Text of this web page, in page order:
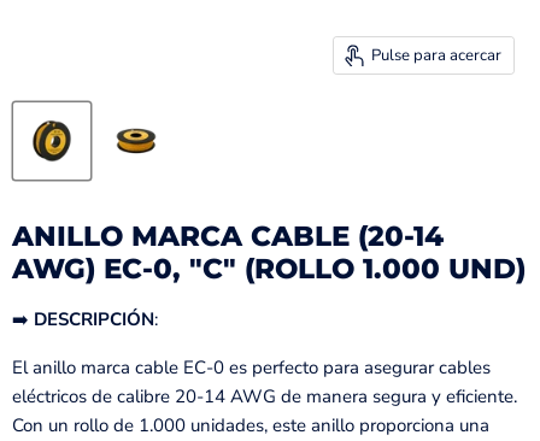
Pulse para acercar
ANILLO MARCA CABLE (20-14
AWG) EC-0, "C" (ROLLO 1.000 UND)
➡️ DESCRIPCIÓN:
El anillo marca cable EC-0 es perfecto para asegurar cables
eléctricos de calibre 20-14 AWG de manera segura y eficiente.
Con un rollo de 1.000 unidades, este anillo proporciona una